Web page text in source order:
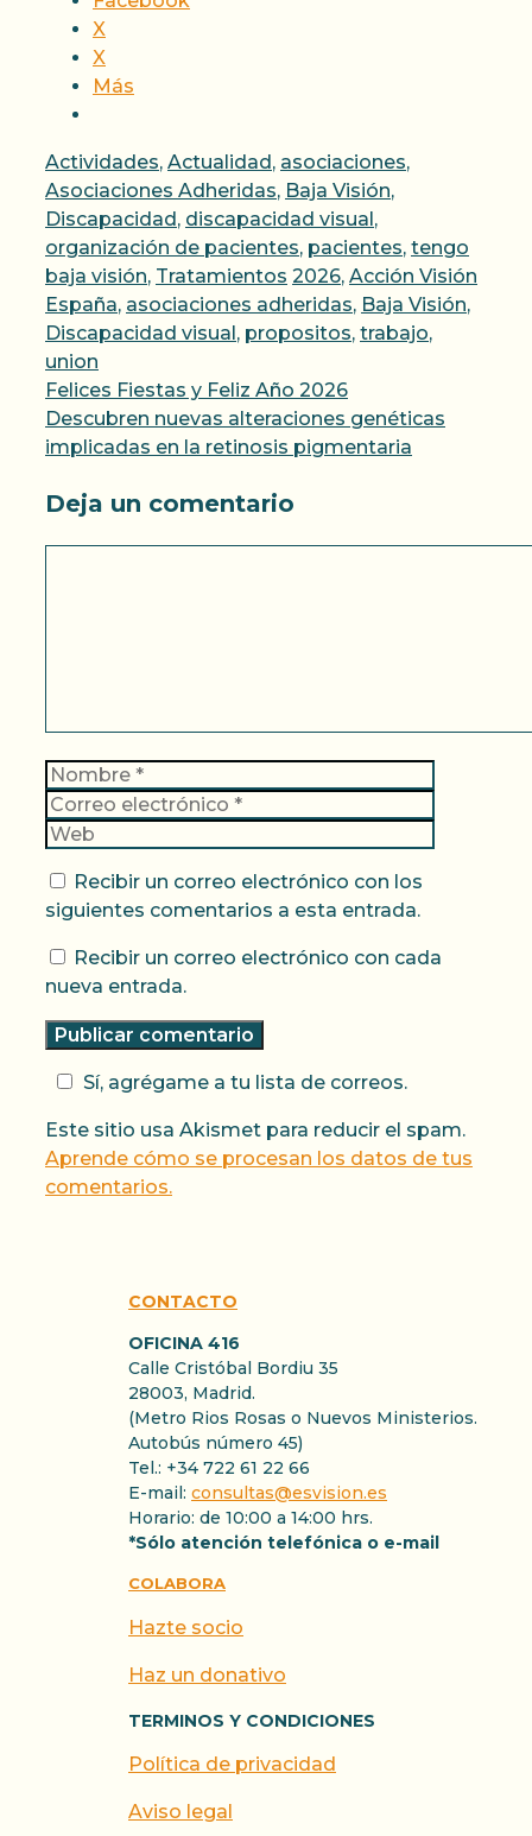
X
X
Más
Categorías
Actividades, Actualidad, asociaciones,
Asociaciones Adheridas, Baja Visión,
Discapacidad, discapacidad visual,
organización de pacientes, pacientes, tengo
baja visión, Tratamientos Etiquetas
2026, Acción Visión
España, asociaciones adheridas, Baja Visión,
Discapacidad visual, propositos, trabajo,
union
Felices Fiestas y Feliz Año 2026
Descubren nuevas alteraciones genéticas
implicadas en la retinosis pigmentaria
Deja un comentario
Nombre
Recibir un correo electrónico con los
siguientes comentarios a esta entrada.
Recibir un correo electrónico con cada
nueva entrada.
Sí, agrégame a tu lista de correos.
Este sitio usa Akismet para reducir el spam.
Aprende cómo se procesan los datos de tus
comentarios.
CONTACTO
OFICINA 416
Calle Cristóbal Bordiu 35
28003, Madrid.
(Metro Rios Rosas o Nuevos Ministerios.
Autobús número 45)
Tel.: +34 722 61 22 66
E-mail: consultas@esvision.es
Horario: de 10:00 a 14:00 hrs.
*Sólo atención telefónica o e-mail
COLABORA
Hazte socio
Haz un donativo
TERMINOS Y CONDICIONES
Política de privacidad
Aviso legal